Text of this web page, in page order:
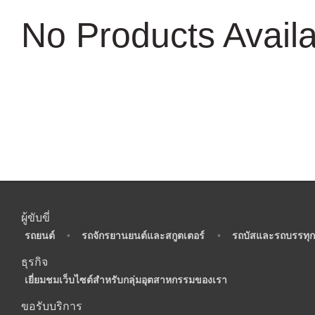
No Products
ผู้ขับขี่
รถยนต์ • รถจักรยานยนต์และสกูตเตอร์ • รถบัสและรถบรรทุก
ธุรกิจ
เยี่ยมชมเว็บไซต์สำหรับกลุ่มอุตสาหกรรมของเรา
ขอรับบริการ